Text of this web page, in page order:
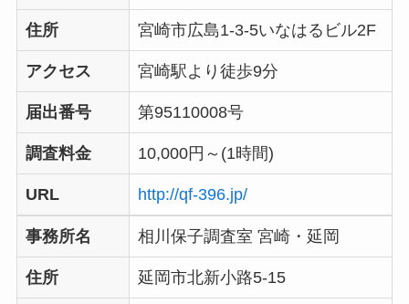
住所 宮崎市広島1-3-5いなはるビル2F
アクセス 宮崎駅より徒歩9分
届出番号 第95110008号
調査料金 10,000円～(1時間)
URL http://qf-396.jp/
事務所名 相川保子調査室 宮崎・延岡
住所 延岡市北新小路5-15